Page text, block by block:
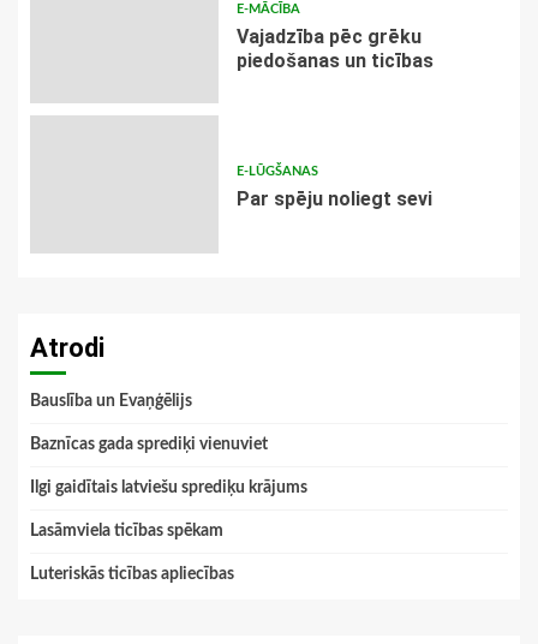
E-MĀCĪBA
Vajadzība pēc grēku
piedošanas un ticības
E-LŪGŠANAS
Par spēju noliegt sevi
Atrodi
Bauslība un Evaņģēlijs
Baznīcas gada sprediķi vienuviet
Ilgi gaidītais latviešu sprediķu krājums
Lasāmviela ticības spēkam
Luteriskās ticības apliecības